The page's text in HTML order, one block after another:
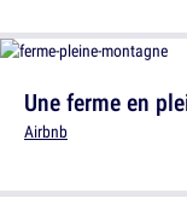
Une ferme en
Airbnb